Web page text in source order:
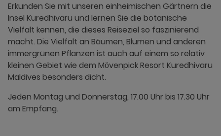
Erkunden Sie mit unseren einheimischen Gärtnern die
Insel Kuredhivaru und lernen Sie die botanische
Vielfalt kennen, die dieses Reiseziel so faszinierend
macht. Die Vielfalt an Bäumen, Blumen und anderen
immergrünen Pflanzen ist auch auf einem so relativ
kleinen Gebiet wie dem Mӧvenpick Resort Kuredhivaru
Maldives besonders dicht.
Jeden Montag und Donnerstag, 17.00 Uhr bis 17.30 Uhr
am Empfang.